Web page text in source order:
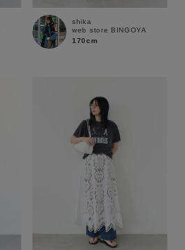
shika
web store BINGOYA
170cm